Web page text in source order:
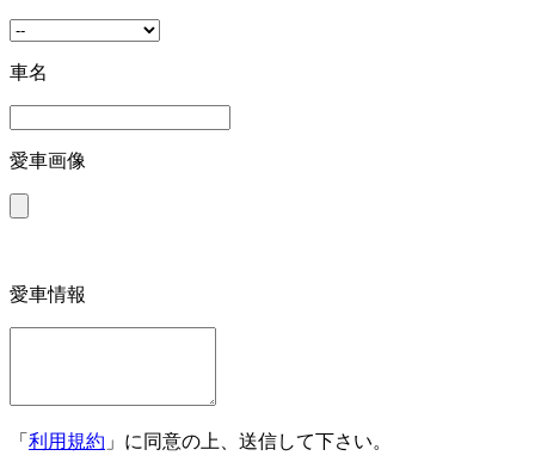
車名
愛車画像
愛車情報
「 利用規約 」に同意の上、送信して下さい。